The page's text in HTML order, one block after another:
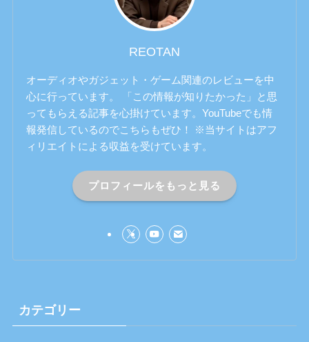
REOTAN
オーディオやガジェット・ゲーム関連のレビューを中
心に行っています。 「この情報が知りたかった」と思
ってもらえる記事を心掛けています。YouTubeでも情
報発信しているのでこちらもぜひ！ ※当サイトはアフ
ィリエイトによる収益を受けています。
プロフィールをもっと見る
カテゴリー